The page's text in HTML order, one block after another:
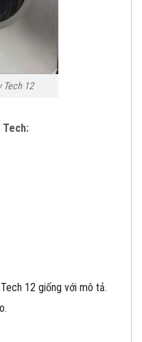
Tech 12
Tech:
12 giống với mô tả.